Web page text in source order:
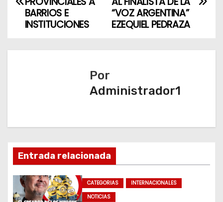
a
e
i
ó
n
d
“VOZ ARGENTINA”
EZEQUIEL PEDRAZA
BARRIOS E
INSTITUCIONES
Por
Administrador1
Entrada relacionada
CATEGORIAS
INTERNACIONALES
NOTICIAS